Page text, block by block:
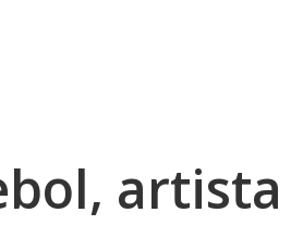
artista